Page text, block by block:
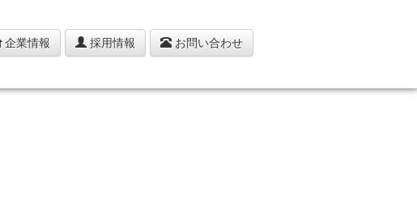
企業情報 採用情報 お問い合わせ